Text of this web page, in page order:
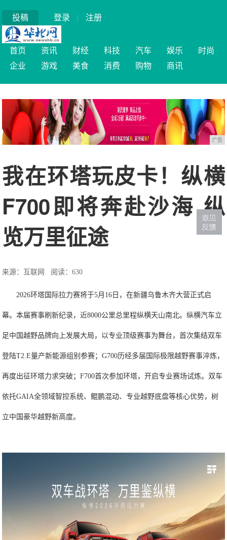
投稿 登录 | 注册
首页 资讯 财经 科技 汽车 娱乐
时尚
企业
游戏 美食 消费 购物 商讯
广告
我在环塔玩皮卡！纵横
F700即将奔赴沙海 纵
览万里征途
来源：互联网 阅读：630
2026环塔国际拉力赛将于5月16日，在新疆乌鲁木齐大营正式启
幕。本届赛事刷新纪录，近8000公里总里程纵横天山南北。纵横汽车立
足中国越野品牌向上发展大局，以专业顶级赛事为舞台，首次集结双车
登陆T2.E量产新能源组别参赛；G700历经多届国际极限越野赛事淬炼，
再度出征环塔力求突破；F700首次参加环塔，开启专业赛场试炼。双车
依托GAIA全领域智控系统、鲲鹏混动、专业越野底盘等核心优势，树
立中国豪华越野新高度。